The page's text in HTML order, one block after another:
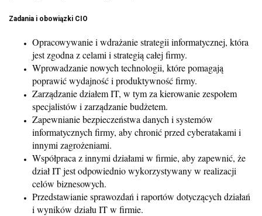
Zadania i obowiązki CIO
Opracowywanie i wdrażanie strategii informatycznej, która
jest zgodna z celami i strategią całej firmy.
Wprowadzanie nowych technologii, które pomagają
poprawić wydajność i produktywność firmy.
Zarządzanie działem IT, w tym za kierowanie zespołem
specjalistów i zarządzanie budżetem.
Zapewnianie bezpieczeństwa danych i systemów
informatycznych firmy, aby chronić przed cyberatakami i
innymi zagrożeniami.
Współpraca z innymi działami w firmie, aby zapewnić, że
dział IT jest odpowiednio wykorzystywany w realizacji
celów biznesowych.
Przedstawianie sprawozdań i raportów dotyczących działań
i wyników działu IT w firmie.